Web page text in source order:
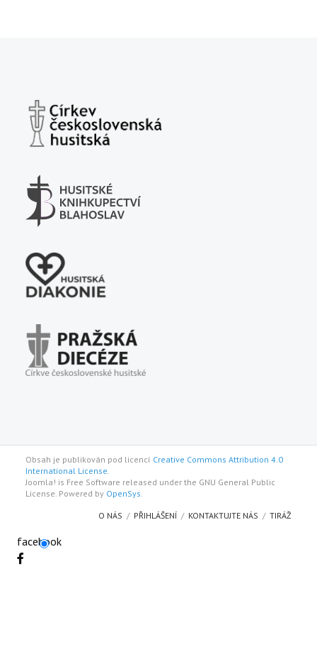
Obsah je publikován pod licencí Creative Commons Attribution 4.0
International License.
Joomla! is Free Software released under the GNU General Public
License. Powered by OpenSys.
O NÁS PŘIHLÁŠENÍ KONTAKTUJTE NÁS TIRÁŽ
facebook